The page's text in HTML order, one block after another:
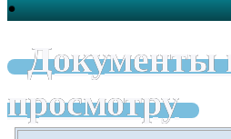
Документы
просмотру